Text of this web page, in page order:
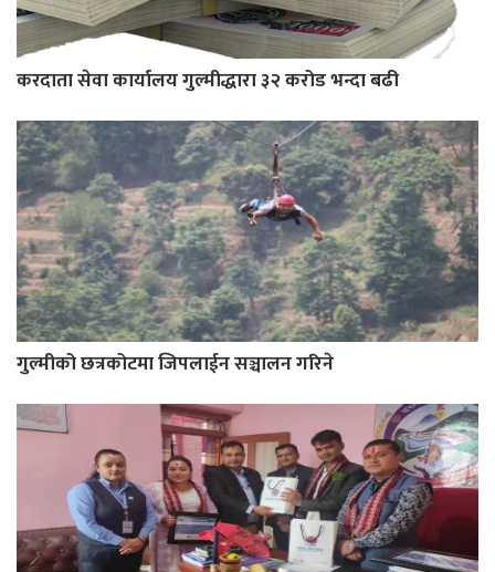
करदाता सेवा कार्यालय गुल्मीद्धारा ३२ करोड भन्दा बढी
गुल्मीको छत्रकोटमा जिपलाईन सञ्चालन गरिने